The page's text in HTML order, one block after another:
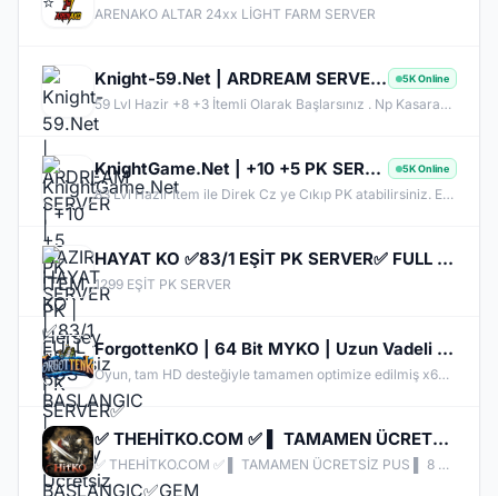
ARENAKO ALTAR 24xx LİGHT FARM SERVER
Knight-59.Net | ARDREAM SERVER | HAZIR ITEM PK | Hersey Ücretsiz | 5K Online
59 Lvl Hazir +8 +3 İtemli Olarak Başlarsınız . Np Kasarak +4 ve +9 İtem alabilirsiniz. Yıllardır Açık.
KnightGame.Net | +10 +5 PK SERVER | FULL PUS BASLANGIC | Hersey Ücretsiz | Her Gün IRK Var 5K Online
83 Lvl Hazır İtem ile Direk Cz ye Cıkıp PK atabilirsiniz. EXP Kas , İtem kas gibi dert yok .
HAYAT KO ✅83/1 EŞİT PK SERVER✅ FULL ITEM BASLANGIC✅GEM VER KC AL! ► KROWAZ,UTC,KANAT,RANK SİSTEMİ
1299 EŞİT PK SERVER
ForgottenKO | 64 Bit MYKO | Uzun Vadeli Sunucu | Hemen Katıl | Haftalık Ödüller & Kesintisiz Aksiyon
Oyun, tam HD desteğiyle tamamen optimize edilmiş x64-bit EXE üzerinde çalışarak gelişmiş performans ve görsel kalite sunuyor. Oyuncular, hem İngilizce hem de Türkçe olarak sunulan gelişmiş seçenek ayarlarının yanı sıra, maksimum kolaylık için Karakter Seçme Sistemi, Klan Transfer Sistemi ve Otomatik Yeniden Bağlanma özelliğinden de yararlanabilirler. Ayrıca oyun içi video kayıt sistemi, Mage TP etkinleştirme/devre dışı bırakma ve güvenli Karakter Seal sistemi de entegre ettik. Kraliyet Pelerinle
✅ THEHİTKO.COM ✅ ▌ TAMAMEN ÜCRETSİZ PUS ▌ 8 MAYIS CUMA 21:00 ▌ORJINAL 70 CAP MYKO
✅ THEHİTKO.COM ✅ ▌ TAMAMEN ÜCRETSİZ PUS ▌ 8 MAYIS CUMA 21:00 ▌ORJINAL 70 CAP MYKO